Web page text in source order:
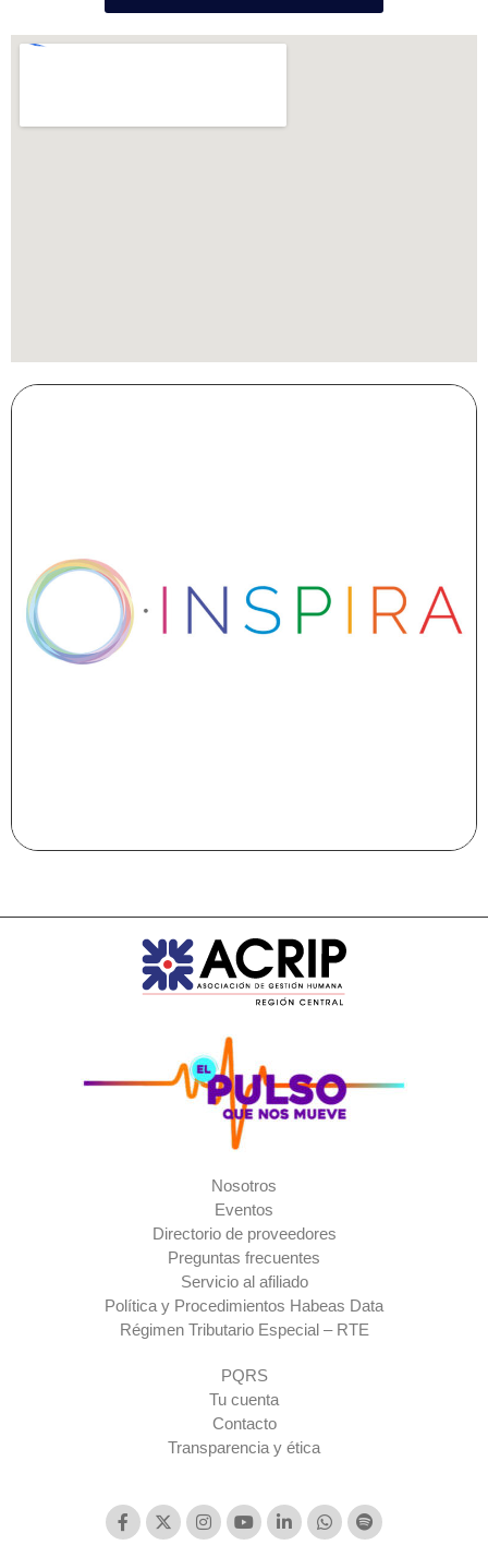
Nosotros
Eventos
Directorio de proveedores
Preguntas frecuentes
Servicio al afiliado
Política y Procedimientos Habeas Data
Régimen Tributario Especial – RTE​
PQRS
Tu cuenta
Contacto
Transparencia y ética